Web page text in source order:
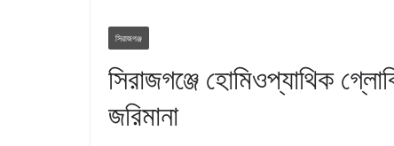
সিরাজগঞ্জ
সিরাজগঞ্জে হোমিওপ্যাথিক
জরিমানা